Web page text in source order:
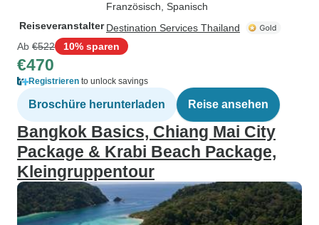
Französisch, Spanisch
Reiseveranstalter Destination Services Thailand
Ab €522 10% sparen
€470
Registrieren to unlock savings
Broschüre herunterladen Reise ansehen
Bangkok Basics, Chiang Mai City
Package & Krabi Beach Package,
Kleingruppentour